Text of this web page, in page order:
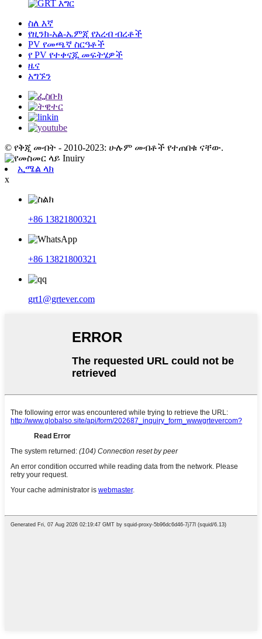
ስለ እኛ
የዚንክ-አል-ኤምጂ የአረብ ብረቶች
PV የመጫኛ ስርዓቶች
የ PV የተቀናጁ መፍትሄዎች
ዜና
አግኙን
© የቅጂ መብት - 2010-2023: ሁሉም መብቶች የተጠበቁ ናቸው.
ኢሜል ላክ
x
+86 13821800321
+86 13821800321
grt1@grtever.com